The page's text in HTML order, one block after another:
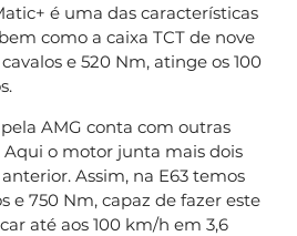
é uma das características
como a caixa TCT de nove
e 520 Nm, atinge os 100
AMG conta com outras
Aqui o motor junta mais dois
Assim, na E63 temos
e 750 Nm, capaz de fazer este
até aos 100 km/h em 3,6